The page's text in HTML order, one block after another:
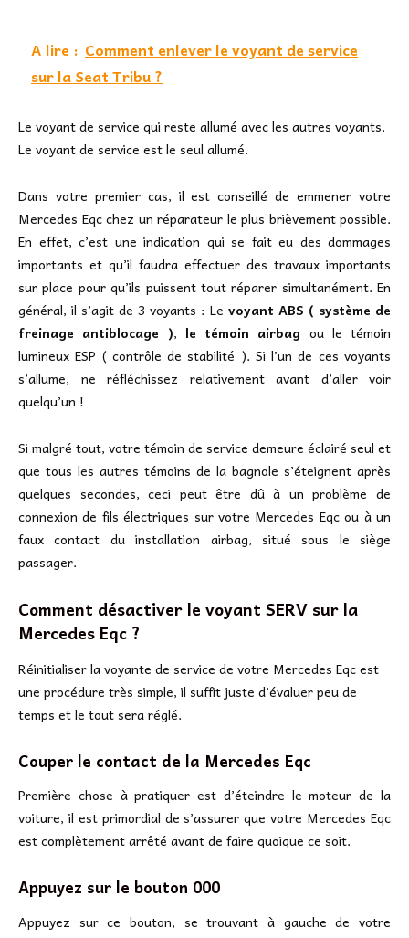
A lire : Comment enlever le voyant de service
sur la Seat Tribu ?
Le voyant de service qui reste allumé avec les autres voyants.
Le voyant de service est le seul allumé.
Dans votre premier cas, il est conseillé de emmener votre
Mercedes Eqc chez un réparateur le plus brièvement possible.
En effet, c’est une indication qui se fait eu des dommages
importants et qu’il faudra effectuer des travaux importants
sur place pour qu’ils puissent tout réparer simultanément. En
général, il s’agit de 3 voyants : Le voyant ABS ( système de
freinage antiblocage ), le témoin airbag ou le témoin
lumineux ESP ( contrôle de stabilité ). Si l’un de ces voyants
s’allume, ne réfléchissez relativement avant d’aller voir
quelqu’un !
Si malgré tout, votre témoin de service demeure éclairé seul et
que tous les autres témoins de la bagnole s’éteignent après
quelques secondes, ceci peut être dû à un problème de
connexion de fils électriques sur votre Mercedes Eqc ou à un
faux contact du installation airbag, situé sous le siège
passager.
Comment désactiver le voyant SERV sur la
Mercedes Eqc ?
Réinitialiser la voyante de service de votre Mercedes Eqc est
une procédure très simple, il suffit juste d’évaluer peu de
temps et le tout sera réglé.
Couper le contact de la Mercedes Eqc
Première chose à pratiquer est d’éteindre le moteur de la
voiture, il est primordial de s’assurer que votre Mercedes Eqc
est complètement arrêté avant de faire quoique ce soit.
Appuyez sur le bouton 000
Appuyez sur ce bouton, se trouvant à gauche de votre